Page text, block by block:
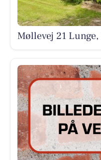
Møllevej 21 Lunge,